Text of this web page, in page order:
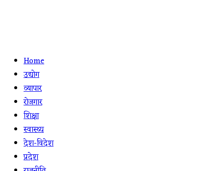
Home
उद्योग
व्यापार
रोजगार
शिक्षा
स्वास्थ्य
देश-विदेश
प्रदेश